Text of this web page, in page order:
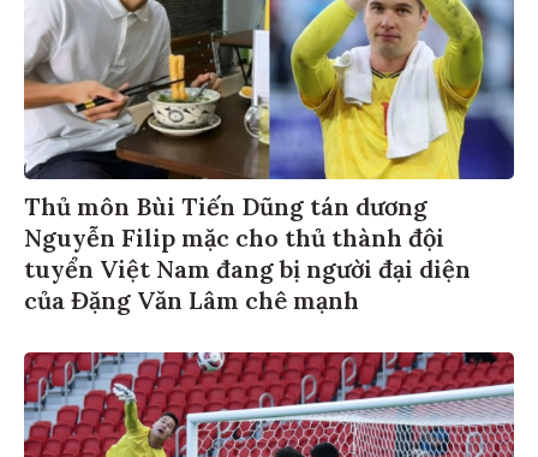
Thủ môn Bùi Tiến Dũng tán dương
Nguyễn Filip mặc cho thủ thành đội
tuyển Việt Nam đang bị người đại diện
của Đặng Văn Lâm chê mạnh